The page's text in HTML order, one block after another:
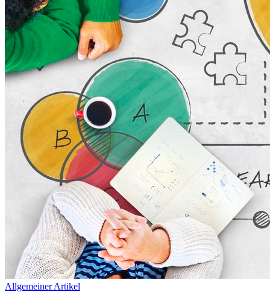
Allgemeiner Artikel